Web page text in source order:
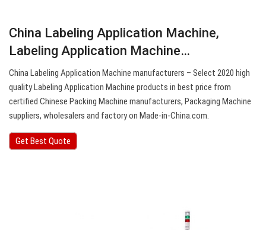
China Labeling Application Machine,
Labeling Application Machine…
China Labeling Application Machine manufacturers – Select 2020 high
quality Labeling Application Machine products in best price from
certified Chinese Packing Machine manufacturers, Packaging Machine
suppliers, wholesalers and factory on Made-in-China.com.
Get Best Quote